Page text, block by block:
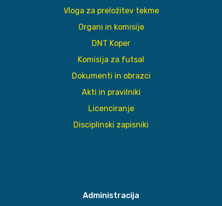
Vloga za preložitev tekme
Organi in komisije
DNT Koper
Komisija za futsal
Dokumenti in obrazci
Akti in pravilniki
Licenciranje
Disciplinski zapisniki
Administracija